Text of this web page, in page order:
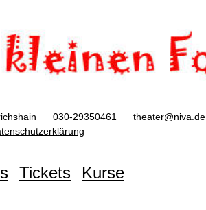
030-29350461 theater@niva.de
Tickets Kurse